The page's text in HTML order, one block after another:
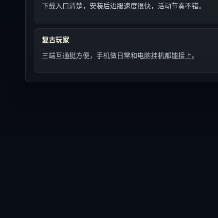
下载入口清楚，安装后进服速度很快，活动节奏不错。
复古玩家
三端互通挺方便，手机做日常和电脑挂机都能接上。